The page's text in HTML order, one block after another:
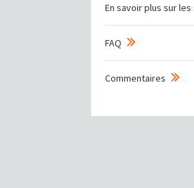
En savoir plus sur
FAQ
Commentaires